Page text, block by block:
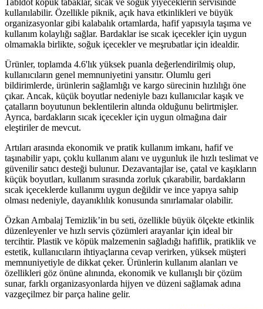
Tabldot köpük tabaklar, sıcak ve soğuk yiyeceklerin servisinde
kullanılabilir. Özellikle piknik, açık hava etkinlikleri ve büyük
organizasyonlar gibi kalabalık ortamlarda, hafif yapısıyla taşıma ve
kullanım kolaylığı sağlar. Bardaklar ise sıcak içecekler için uygun
olmamakla birlikte, soğuk içecekler ve meşrubatlar için idealdir.
Ürünler, toplamda 4.6'lık yüksek puanla değerlendirilmiş olup,
kullanıcıların genel memnuniyetini yansıtır. Olumlu geri
bildirimlerde, ürünlerin sağlamlığı ve kargo sürecinin hızlılığı öne
çıkar. Ancak, küçük boyutlar nedeniyle bazı kullanıcılar kaşık ve
çatalların boyutunun beklentilerin altında olduğunu belirtmişler.
Ayrıca, bardakların sıcak içecekler için uygun olmağına dair
eleştiriler de mevcut.
Artıları arasında ekonomik ve pratik kullanım imkanı, hafif ve
taşınabilir yapı, çoklu kullanım alanı ve uygunluk ile hızlı teslimat ve
güvenilir satıcı desteği bulunur. Dezavantajlar ise, çatal ve kaşıkların
küçük boyutları, kullanım sırasında zorluk çıkarabilir, bardakların
sıcak içeceklerde kullanımı uygun değildir ve ince yapıya sahip
olması nedeniyle, dayanıklılık konusunda sınırlamalar olabilir.
Özkan Ambalaj Temizlik’in bu seti, özellikle büyük ölçekte etkinlik
düzenleyenler ve hızlı servis çözümleri arayanlar için ideal bir
tercihtir. Plastik ve köpük malzemenin sağladığı hafiflik, pratiklik ve
estetik, kullanıcıların ihtiyaçlarına cevap verirken, yüksek müşteri
memnuniyetiyle de dikkat çeker. Ürünlerin kullanım alanları ve
özellikleri göz önüne alınında, ekonomik ve kullanışlı bir çözüm
sunar, farklı organizasyonlarda hijyen ve düzeni sağlamak adına
vazgeçilmez bir parça haline gelir.